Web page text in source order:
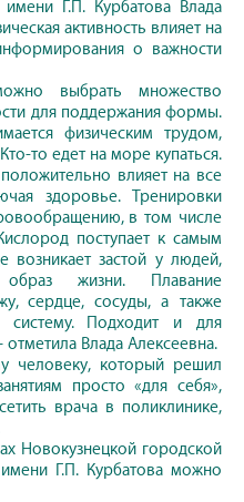
Г.П. Курбатова Влада
активность влияет на
о важности
выбрать множество
для поддержания формы.
физическим трудом,
то едет на море купаться.
влияет на все
здоровье. Тренировки
в том числе
поступает к самым
возникает застой у людей,
жизни. Плавание
сердце, сосуды, а также
систему. Подходит и для
Влада Алексеевна.
человеку, который решил
просто «для себя»,
врача в поликлинике,
Новокузнецкой городской
Г.П. Курбатова можно